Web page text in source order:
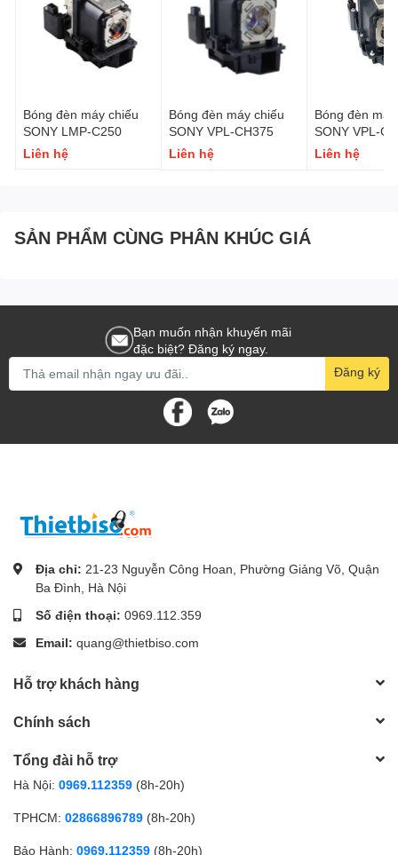
Bóng đèn máy chiếu
SONY LMP-C250
Liên hệ
Bóng đèn máy chiếu
SONY VPL-CH375
Liên hệ
Bóng đèn
SONY VPL-
Liên hệ
SẢN PHẨM CÙNG PHÂN KHÚC GIÁ
Bạn muốn nhận khuyến mãi
đặc biệt? Đăng ký ngay.
Đăng ký
Địa chỉ: 21-23 Nguyễn Công Hoan, Phường Giảng Võ, Quận
Ba Đình, Hà Nội
Số điện thoại: 0969.112.359
Email: quang@thietbiso.com
Hỗ trợ khách hàng
Chính sách
Tổng đài hỗ trợ
Hà Nội: 0969.112359 (8h-20h)
TPHCM: 02866896789 (8h-20h)
Bảo Hành: 0969.112359 (8h-20h)